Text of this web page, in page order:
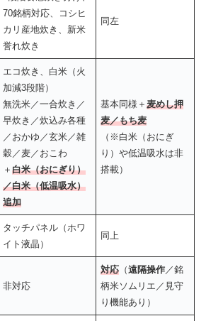
70銘柄対応、コシヒ
カリ産地炊き、新米
誉れ炊き
同左
エコ炊き、白米（火
加減3段階）
無洗米／一合炊き／
早炊き／炊込み各種
／おかゆ／玄米／雑
穀／麦／おこわ
＋白米（おにぎり）
／白米（低温吸水）
追加
基本同様＋麦めし押
麦／もち麦
（※白米（おにぎ
り）や低温吸水は非
搭載）
タッチパネル（ホワ
イト液晶）
同上
非対応
対応 （遠隔操作 ／銘
柄米ソムリエ／見守
り機能あり）